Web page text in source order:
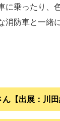
に乗ったり、
消防車と一緒
【出展：川田